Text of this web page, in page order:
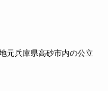
元兵庫県高砂市内の公立